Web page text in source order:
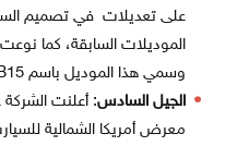
على تعديلات في تصميم
الموديلات السابقة، كما
وسمي هذا الموديل باسم B15.
الجيل السادس
معرض أمريكا الشمالية